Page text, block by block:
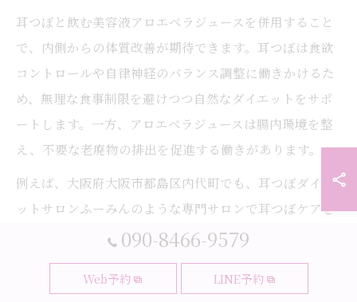
耳つぼと飲む美容液アロエベラジュースを併用すること
で、内側からの体質改善が期待できます。耳つぼは食欲
コントロールや自律神経のバランス調整に働きかけるた
め、無理な食事制限を避けつつ自然なダイエットをサポ
ートします。一方、アロエベラジュースは腸内環境を整
え、不要な老廃物の排出を促進する働きがあります。
例えば、大阪府大阪市都島区内代町でも、耳つぼダイエ
ットサロンふーみんのような専門サロンで耳つぼケアを
受けながら、日常的にアロエベラジュースを取り入れる
方が増えています。実際に、「耳つぼダイエット アロエ
ベラ ジュース」などのキーワードで情報を探す方も多
090-8466-9579
Web予約 LINE予約